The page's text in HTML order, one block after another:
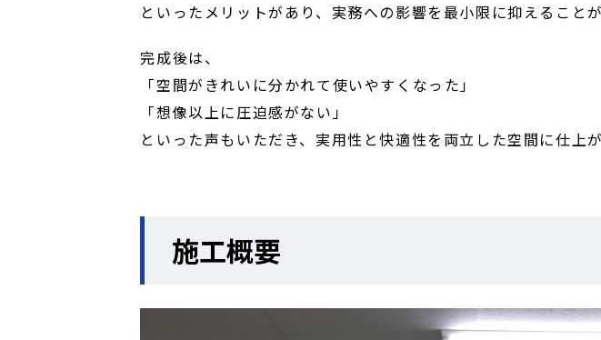
といったメリットがあり、実務への影響を最小限に抑えること
完成後は、
「空間がきれいに分かれて使いやすくなった」
「想像以上に圧迫感がない」
といった声もいただき、実用性と快適性を両立した空間に仕上が
施工概要